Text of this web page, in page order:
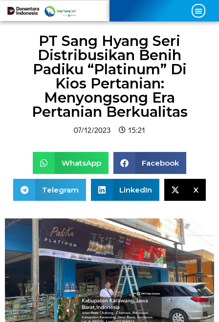
PT Sang Hyang Seri
Distribusikan Benih
Padiku “Platinum” Di
Kios Pertanian:
Menyongsong Era
Pertanian Berkualitas
07/12/2023 15:21
WhatsApp Facebook
Telegram LinkedIn X